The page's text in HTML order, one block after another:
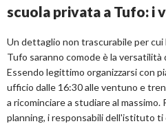
scuola privata a Tufo: i
Un dettaglio non trascurabile per
Tufo saranno comode è la versatilità
Essendo legittimo organizzarsi con
ufficio dalle 16:30 alle ventuno e
a ricominciare a studiare al massimo.
planning, i responsabili dell'istituto ti